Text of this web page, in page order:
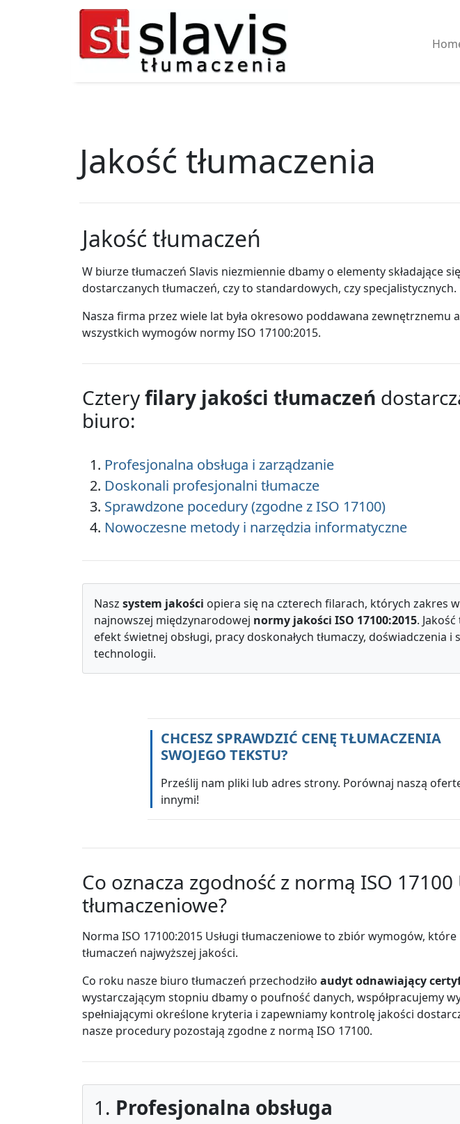
Jakość tłumaczenia
Jakość tłumaczeń
W biurze tłumaczeń Slavis niezmiennie dbamy o elementy składające
dostarczanych tłumaczeń, czy to standardowych, czy specjalistycznych.
Nasza firma przez wiele lat była okresowo poddawana zewnętrznemu
wszystkich wymogów normy ISO 17100:2015.
Czteryfilary jakości tłumaczeń
biuro:
Profesjonalna obsługa i zarządzanie
Doskonali profesjonalni tłumacze
Sprawdzone pocedury (zgodne z ISO 17100)
Nowoczesne metody i narzędzia informatyczne
Nasz system jakości opiera się na czterech filarach, których zakres
najnowszej międzynarodowej normy jakości ISO 17100:2015.
efekt świetnej obsługi, pracy doskonałych tłumaczy, doświadczenia
technologii.
CHCESZ SPRAWDZIĆ CENĘ TŁUMACZENIA
SWOJEGO TEKSTU?
Prześlij nam pliki lub adres strony. Porównaj naszą
innymi!
Co oznacza zgodność z normą ISO 17100
tłumaczeniowe?
Norma ISO 17100:2015 Usługi tłumaczeniowe to zbiór wymogów,
tłumaczeń najwyższej jakości.
Co roku nasze biuro tłumaczeń przechodziło audyt odnawiający
wystarczającym stopniu dbamy o poufność danych, współpracujemy
spełniającymi określone kryteria i zapewniamy kontrolę jakości
nasze procedury pozostają zgodne z normą ISO 17100.
1. Profesjonalna obsługa